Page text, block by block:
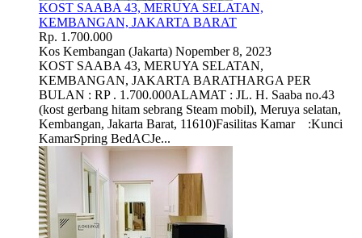
KOST SAABA 43, MERUYA SELATAN,
KEMBANGAN, JAKARTA BARAT
Rp. 1.700.000
Kos Kembangan (Jakarta) Nopember 8, 2023
KOST SAABA 43, MERUYA SELATAN,
KEMBANGAN, JAKARTA BARATHARGA PER
BULAN : RP . 1.700.000ALAMAT : JL. H. Saaba no.43
(kost gerbang hitam sebrang Steam mobil), Meruya selatan,
Kembangan, Jakarta Barat, 11610)Fasilitas Kamar :Kunci
KamarSpring BedACJe...